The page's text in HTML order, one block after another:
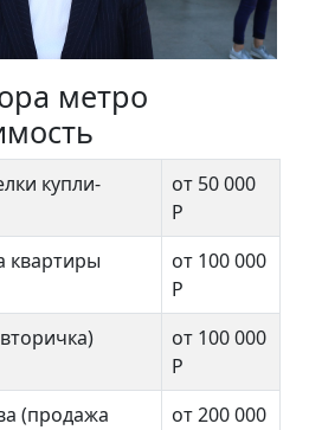
метро
купли-
от 50 000
Р
квартиры
от 100 000
Р
от 100 000
Р
(продажа
от 200 000